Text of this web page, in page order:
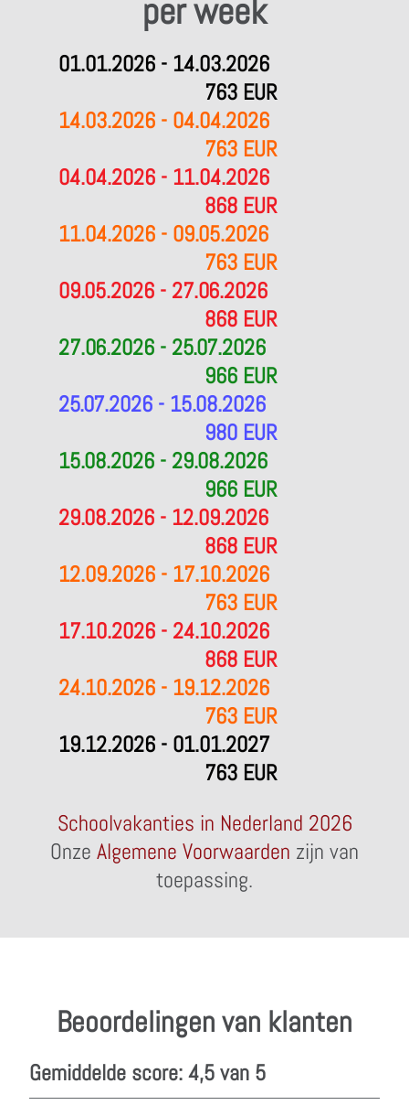
per week
01.01.2026 - 14.03.2026
763 EUR
14.03.2026 - 04.04.2026
763 EUR
04.04.2026 - 11.04.2026
868 EUR
11.04.2026 - 09.05.2026
763 EUR
09.05.2026 - 27.06.2026
868 EUR
27.06.2026 - 25.07.2026
966 EUR
25.07.2026 - 15.08.2026
980 EUR
15.08.2026 - 29.08.2026
966 EUR
29.08.2026 - 12.09.2026
868 EUR
12.09.2026 - 17.10.2026
763 EUR
17.10.2026 - 24.10.2026
868 EUR
24.10.2026 - 19.12.2026
763 EUR
19.12.2026 - 01.01.2027
763 EUR
Schoolvakanties in Nederland 2026
Onze Algemene Voorwaarden zijn van
toepassing.
Beoordelingen van klanten
Gemiddelde score: 4,5 van 5